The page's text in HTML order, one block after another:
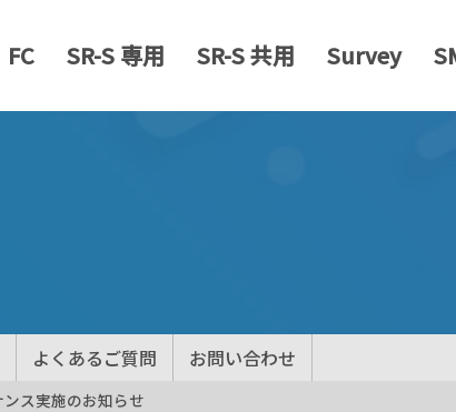
FC SR-S 専用 SR-S 共用 Survey
よくあるご質問 お問い合わせ
ス実施のお知らせ